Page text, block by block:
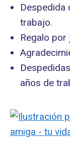
Despedida
trabajo.
Regalo por
años de